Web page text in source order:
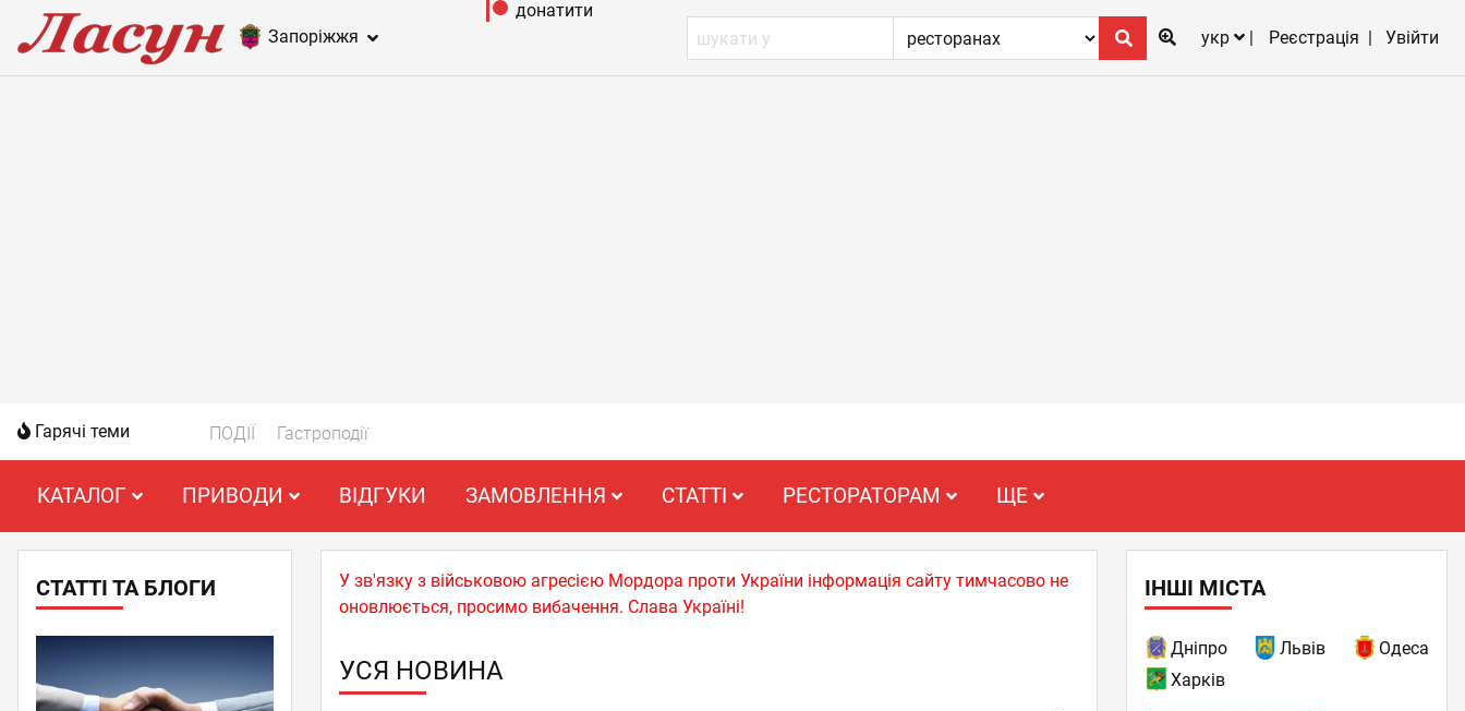
Запоріжжя
донатити
укр
Реєстрація Увійти
Гарячі теми ПОДІЇ Гастроподії
КАТАЛОГ ПРИВОДИ ВІДГУКИ ЗАМОВЛЕННЯ СТАТТІ РЕСТОРАТОРАМ ЩЕ
СТАТТІ ТА БЛОГИ
У зв'язку з військовою агресією Мордора проти України інформація сайту тимчасово не
оновлюється, просимо вибачення. Слава Україні!
УСЯ НОВИНА
ІНШІ МІСТА
Дніпро Львів
Одеса
Харків